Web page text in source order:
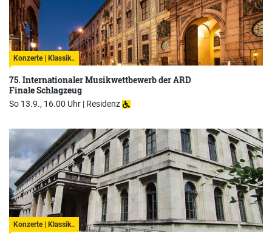
Konzerte | Klassik..
75. Internationaler Musikwettbewerb der ARD
Finale Schlagzeug
So 13.9., 16.00 Uhr | Residenz
Konzerte | Klassik..